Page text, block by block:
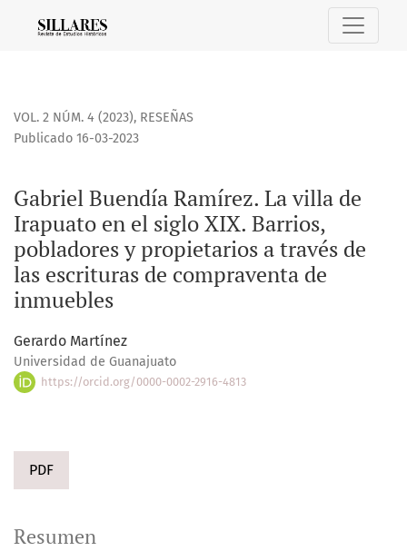
Gabriel Buendía Ramírez. La villa de Irapuato en el siglo
VOL. 2 NÚM. 4 (2023), RESEÑAS
Gabriel Buendía Ramírez. La villa de
Irapuato en el siglo XIX. Barrios,
pobladores y propietarios a través de
las escrituras de compraventa de
inmuebles
Publicado 16-03-2023
Gerardo Martínez
Universidad de Guanajuato
https://orcid.org/0000-0002-2916-4813
PDF
Resumen